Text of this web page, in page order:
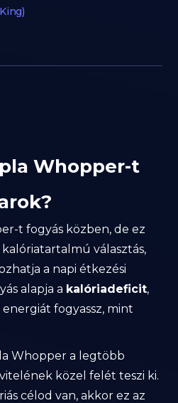
Whopper-t
t fogyás közben, de ez
választás,
a napi étkezési
alapja a kalóriadeficit,
fogyassz, mint
Whopper a legtöbb
közel felét teszi ki.
célod van, akkor ez az